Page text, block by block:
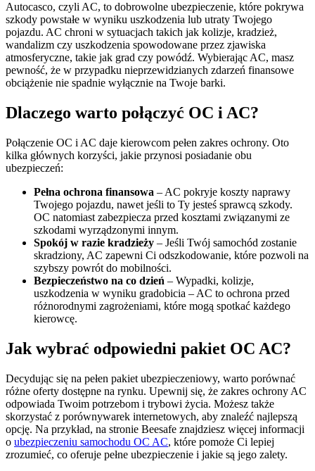
Autocasco, czyli AC, to dobrowolne ubezpieczenie, które pokrywa
szkody powstałe w wyniku uszkodzenia lub utraty Twojego
pojazdu. AC chroni w sytuacjach takich jak kolizje, kradzież,
wandalizm czy uszkodzenia spowodowane przez zjawiska
atmosferyczne, takie jak grad czy powódź. Wybierając AC, masz
pewność, że w przypadku nieprzewidzianych zdarzeń finansowe
obciążenie nie spadnie wyłącznie na Twoje barki.
Dlaczego warto połączyć OC i AC?
Połączenie OC i AC daje kierowcom pełen zakres ochrony. Oto
kilka głównych korzyści, jakie przynosi posiadanie obu
ubezpieczeń:
Pełna ochrona finansowa – AC pokryje koszty naprawy
Twojego pojazdu, nawet jeśli to Ty jesteś sprawcą szkody.
OC natomiast zabezpiecza przed kosztami związanymi ze
szkodami wyrządzonymi innym.
Spokój w razie kradzieży – Jeśli Twój samochód zostanie
skradziony, AC zapewni Ci odszkodowanie, które pozwoli na
szybszy powrót do mobilności.
Bezpieczeństwo na co dzień – Wypadki, kolizje,
uszkodzenia w wyniku gradobicia – AC to ochrona przed
różnorodnymi zagrożeniami, które mogą spotkać każdego
kierowcę.
Jak wybrać odpowiedni pakiet OC AC?
Decydując się na pełen pakiet ubezpieczeniowy, warto porównać
różne oferty dostępne na rynku. Upewnij się, że zakres ochrony AC
odpowiada Twoim potrzebom i trybowi życia. Możesz także
skorzystać z porównywarek internetowych, aby znaleźć najlepszą
opcję. Na przykład, na stronie Beesafe znajdziesz więcej informacji
o ubezpieczeniu samochodu OC AC, które pomoże Ci lepiej
zrozumieć, co oferuje pełne ubezpieczenie i jakie są jego zalety.